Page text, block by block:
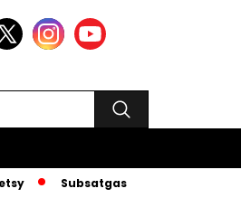
Subsatgas Si-Ipar Terus Konsisten